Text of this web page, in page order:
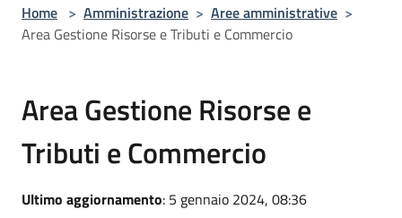
Home > Amministrazione > Aree amministrative >
Area Gestione Risorse e Tributi e Commercio
Area Gestione Risorse e
Tributi e Commercio
Ultimo aggiornamento: 5 gennaio 2024, 08:36